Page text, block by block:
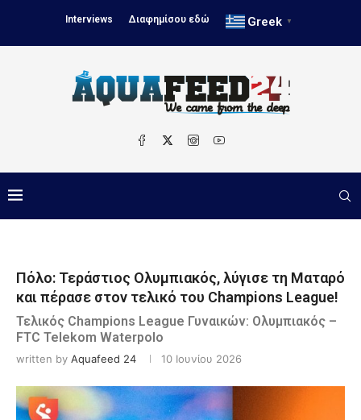
Interviews Διαφημίσου εδώ Greek ▼
Πόλο: Τεράστιος Ολυμπιακός, λύγισε τη Ματαρό
και πέρασε στον τελικό του Champions League!
Τελικός Champions League Γυναικών: Ολυμπιακός –
FTC Telekom Waterpolo
written by Aquafeed 24 10 Ιουνίου 2026